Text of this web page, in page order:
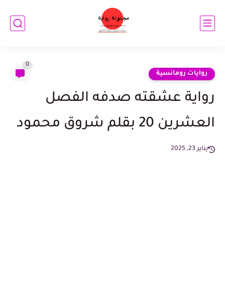
روايات رومانسية
0
رواية عشقته صدفه الفصل
العشرين 20 بقلم شروق محمود
يناير 23, 2025